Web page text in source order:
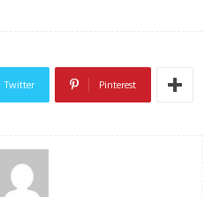
Twitter Pinterest